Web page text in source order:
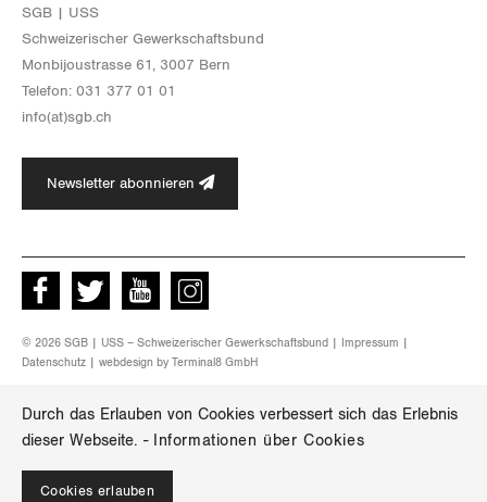
Durch das Erlauben von Cookies verbessert sich das Erlebnis
dieser Webseite. - Informationen über Cookies
Cookies erlauben
SGB | USS
Schwei­ze­ri­scher Ge­werk­schafts­bund
Mon­bi­joustras­se 61, 3007 Bern
Te­le­fon: 031 377 01 01
info(at)​sgb.​ch
Newsletter abonnieren
Facebook Twitter Youtube instagram
© 2026 SGB | USS – Schweizerischer Gewerkschaftsbund | Impressum
Datenschutz | webdesign by Terminal8 GmbH